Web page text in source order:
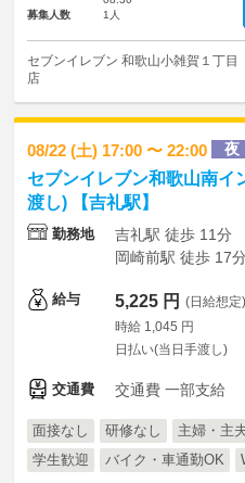
募集人数
1人
セブンイレブン 和歌山小雑賀１丁目
店
08/22 (土) 17:00 〜 22:00 夜
セブンイレブン和歌山南
渡し) 【吉礼駅】
勤務地
吉礼駅 徒歩 11分
岡崎前駅 徒歩 17分
給与 5,225 円 (日給想定)
時給 1,045 円
日払い(当日手渡し)
交通費 交通費 一部支給
面接なし 研修なし 主婦・主
学生歓迎
バイク・車通勤OK